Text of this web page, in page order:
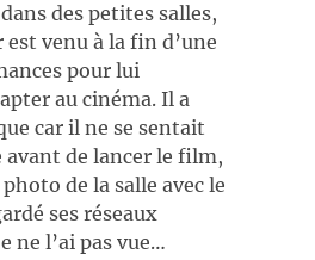
des petites salles,
venu à la fin d’une
pour lui
au cinéma. Il a
car il ne se sentait
avant de lancer le film,
de la salle avec le
ses réseaux
ne l’ai pas vue…